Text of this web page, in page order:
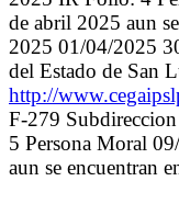
de abril 2025 aun
2025 01/04/2025
del Estado de San
http://
F-279
5 Persona Moral
aun se encuentran